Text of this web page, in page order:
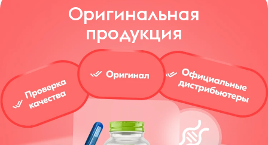
Оригинальная
продукция